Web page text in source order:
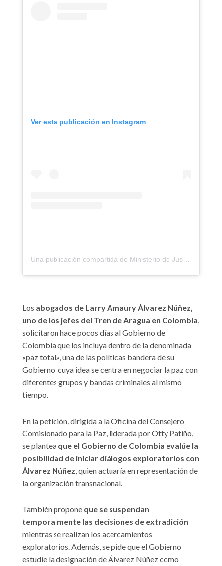
Ver esta publicación en Instagram
Los abogados de Larry Amaury Álvarez Núñez,
uno de los jefes del Tren de Aragua en Colombia,
solicitaron hace pocos días al Gobierno de
Colombia que los incluya dentro de la denominada
«paz total», una de las políticas bandera de su
Gobierno, cuya idea se centra en negociar la paz con
diferentes grupos y bandas criminales al mismo
tiempo.
En la petición, dirigida a la Oficina del Consejero
Comisionado para la Paz, liderada por Otty Patiño,
se plantea que el Gobierno de Colombia evalúe la
posibilidad de iniciar diálogos exploratorios con
Álvarez Núñez, quien actuaría en representación de
la organización transnacional.
También propone que se suspendan
temporalmente las decisiones de extradición
mientras se realizan los acercamientos
exploratorios. Además, se pide que el Gobierno
estudie la designación de Álvarez Núñez como